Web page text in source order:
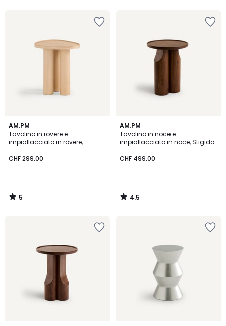
AM.PM
Tavolino in rovere e
impiallacciato in rovere,
CHF 299.00
5
/
5
5
/
AM.PM
Tavolino in noce e
impiallacciato in noce, Stigido
CHF 499.00
4.5
/ 5
4.5
/